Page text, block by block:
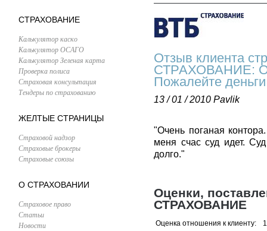
СТРАХОВАНИЕ
Калькулятор каско
Калькулятор ОСАГО
Калькулятор Зеленая карта
Проверка полиса
Страховая консультация
Тендеры по страхованию
ЖЕЛТЫЕ СТРАНИЦЫ
Страховой надзор
Страховые брокеры
Страховые союзы
О СТРАХОВАНИИ
Страховое право
Статьи
Новости
Отзыв клиента
СТРАХОВАНИЕ:
Пожалейте
13 / 01 / 2010 Pavlik
"Очень поганая
меня счас суд идет.
долго."
Оценки,
СТРАХОВАНИЕ
Оценка отношения к клиенту: 1